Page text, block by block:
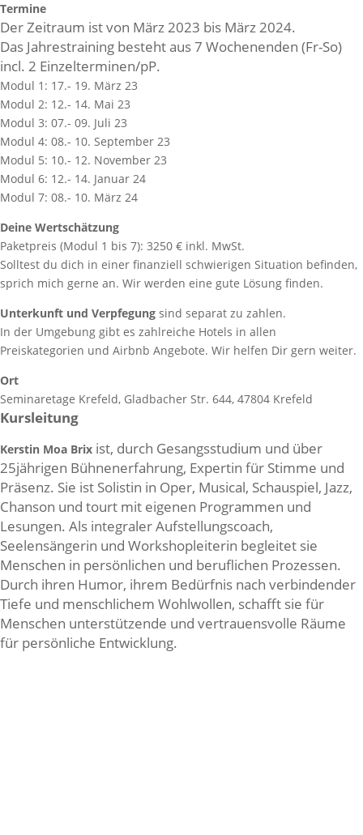
Termine
Der Zeitraum ist von März 2023 bis März 2024.
Das Jahrestraining besteht aus 7 Wochenenden (Fr-So)
incl. 2 Einzelterminen/pP.
Modul 1: 17.- 19. März 23
Modul 2: 12.- 14. Mai 23
Modul 3: 07.- 09. Juli 23
Modul 4: 08.- 10. September 23
Modul 5: 10.- 12. November 23
Modul 6: 12.- 14. Januar 24
Modul 7: 08.- 10. März 24
Deine Wertschätzung
Paketpreis (Modul 1 bis 7): 3250 € inkl. MwSt.
Solltest du dich in einer finanziell schwierigen Situation befinden,
sprich mich gerne an. Wir werden eine gute Lösung finden.
Unterkunft und Verpfegung sind separat zu zahlen.
In der Umgebung gibt es zahlreiche Hotels in allen
Preiskategorien und Airbnb Angebote. Wir helfen Dir gern weiter.
Ort
Seminaretage Krefeld, Gladbacher Str. 644, 47804 Krefeld
Kursleitung
Kerstin Moa Brix ist, durch Gesangsstudium und über
25jährigen Bühnenerfahrung, Expertin für Stimme und
Präsenz. Sie ist Solistin in Oper, Musical, Schauspiel, Jazz,
Chanson und tourt mit eigenen Programmen und
Lesungen. Als integraler Aufstellungscoach,
Seelensängerin und Workshopleiterin begleitet sie
Menschen in persönlichen und beruflichen Prozessen.
Durch ihren Humor, ihrem Bedürfnis nach verbindender
Tiefe und menschlichem Wohlwollen, schafft sie für
Menschen unterstützende und vertrauensvolle Räume
für persönliche Entwicklung.